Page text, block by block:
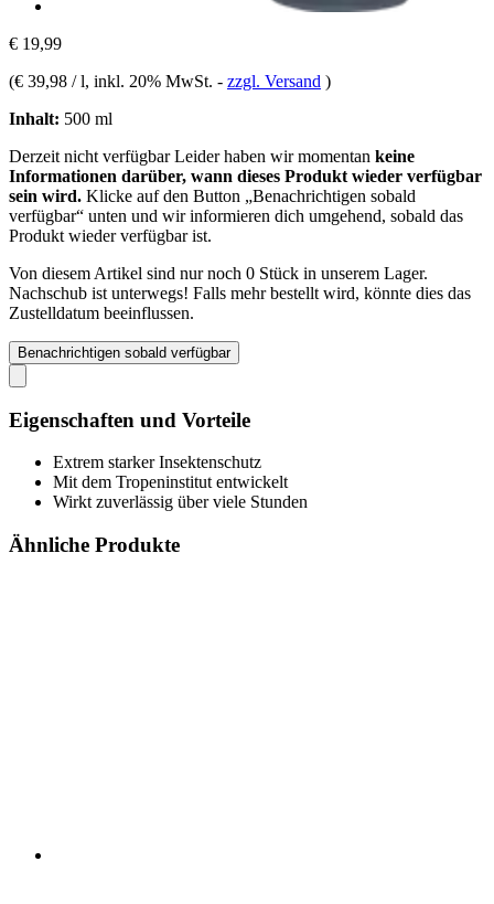
€ 19,99
(€ 39,98 / l, inkl. 20% MwSt. - zzgl. Versand )
Inhalt: 500 ml
Derzeit nicht verfügbarLeider haben wir momentan keine
Informationen darüber, wann dieses Produkt wieder verfügbar
sein wird. Klicke auf den Button „Benachrichtigen sobald
verfügbar“ unten und wir informieren dich umgehend, sobald das
Produkt wieder verfügbar ist.
Von diesem Artikel sind nur noch 0 Stück in unserem Lager.
Nachschub ist unterwegs! Falls mehr bestellt wird, könnte dies das
Zustelldatum beeinflussen.
Benachrichtigen sobald verfügbar
Eigenschaften und Vorteile
Extrem starker Insektenschutz
Mit dem Tropeninstitut entwickelt
Wirkt zuverlässig über viele Stunden
Ähnliche Produkte